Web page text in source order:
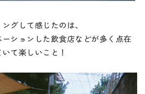
グして感じたのは、
ションした飲食店などが多く点在
て楽しいこと！